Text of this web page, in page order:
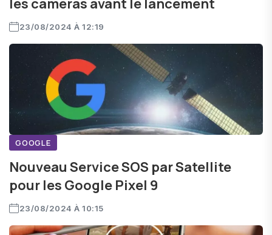
les caméras avant le lancement
23/08/2024 À 12:19
GOOGLE
Nouveau Service SOS par Satellite
pour les Google Pixel 9
23/08/2024 À 10:15